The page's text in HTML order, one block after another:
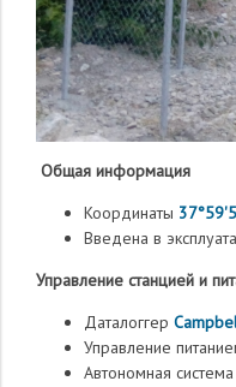
Общая информация
Координаты
Введена в
Управление станцией и
Даталоггер
Управление
Автономная